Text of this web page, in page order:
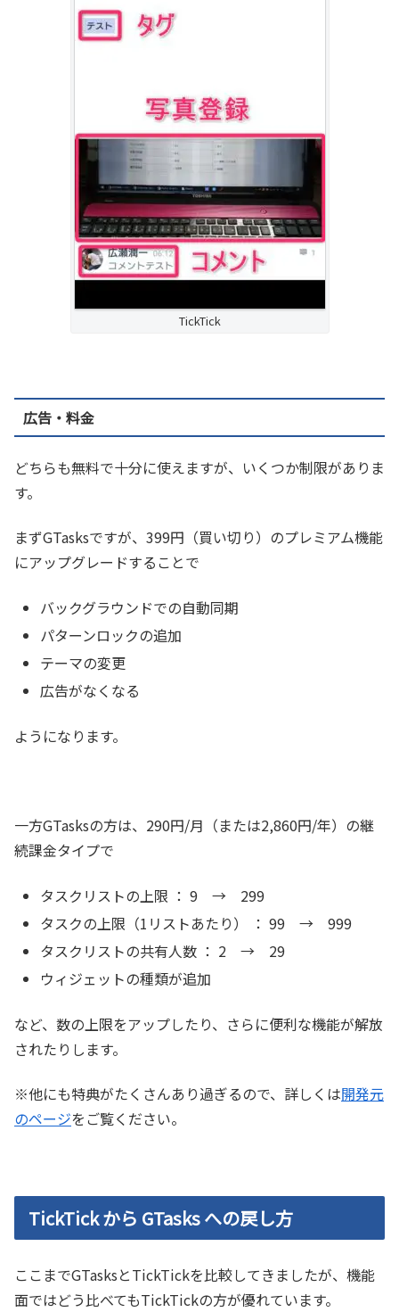
TickTick
広告・料金
どちらも無料で十分に使えますが、いくつか制限がありま
す。
まずGTasksですが、399円（買い切り）のプレミアム機能
にアップグレードすることで
バックグラウンドでの自動同期
パターンロックの追加
テーマの変更
広告がなくなる
ようになります。
一方GTasksの方は、290円/月（または2,860円/年）の継
続課金タイプで
タスクリストの上限 ： 9 → 299
タスクの上限（1リストあたり） ： 99 → 999
タスクリストの共有人数 ： 2 → 29
ウィジェットの種類が追加
など、数の上限をアップしたり、さらに便利な機能が解放
されたりします。
※他にも特典がたくさんあり過ぎるので、詳しくは開発元
のページをご覧ください。
TickTick から GTasks への戻し方
ここまでGTasksとTickTickを比較してきましたが、機能
面ではどう比べてもTickTickの方が優れています。